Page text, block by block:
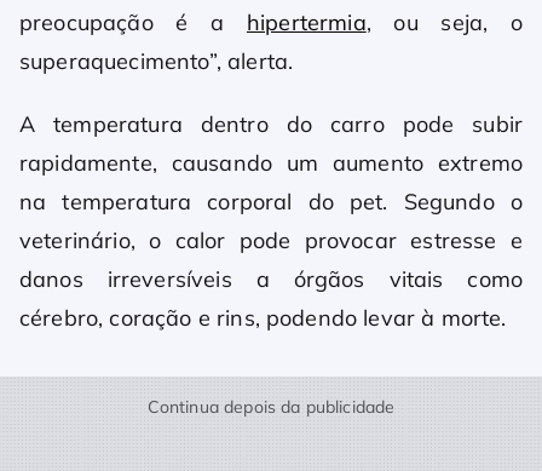
preocupação é a hipertermia, ou seja, o
superaquecimento”, alerta.
A temperatura dentro do carro pode subir
rapidamente, causando um aumento extremo
na temperatura corporal do pet. Segundo o
veterinário, o calor pode provocar estresse e
danos irreversíveis a órgãos vitais como
cérebro, coração e rins, podendo levar à morte.
Continua depois da publicidade